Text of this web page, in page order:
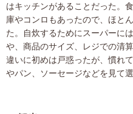
はキッチンがあることだった。
庫やコンロもあったので、ほと
た。自炊するためにスーパーに
や、商品のサイズ、レジでの清
違いに初めは戸惑ったが、慣れ
やパン、ソーセージなどを見て